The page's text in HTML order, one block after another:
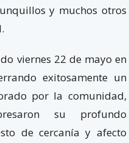
y muchos otros
viernes 22 de mayo en
exitosamente un
por la comunidad,
su profundo
de cercanía y afecto